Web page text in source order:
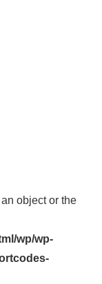
object or the
wp/wp-